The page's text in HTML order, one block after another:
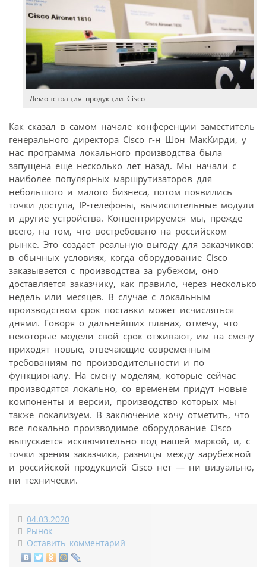
Демонстрация продукции Cisco
Как сказал в самом начале конференции заместитель
генерального директора Cisco г-н Шон МакКирди, у
нас программа локального производства была
запущена еще несколько лет назад. Мы начали с
наиболее популярных маршрутизаторов для
небольшого и малого бизнеса, потом появились
точки доступа, IP-телефоны, вычислительные модули
и другие устройства. Концентрируемся мы, прежде
всего, на том, что востребовано на российском
рынке. Это создает реальную выгоду для заказчиков:
в обычных условиях, когда оборудование Cisco
заказывается c производства за рубежом, оно
доставляется заказчику, как правило, через несколько
недель или месяцев. В случае с локальным
производством срок поставки может исчисляться
днями. Говоря о дальнейших планах, отмечу, что
некоторые модели свой срок отживают, им на смену
приходят новые, отвечающие современным
требованиям по производительности и по
функционалу. На смену моделям, которые сейчас
производятся локально, со временем придут новые
компоненты и версии, производство которых мы
также локализуем. В заключение хочу отметить, что
все локально производимое оборудование Cisco
выпускается исключительно под нашей маркой, и, с
точки зрения заказчика, разницы между зарубежной
и российской продукцией Cisco нет — ни визуально,
ни технически.
04.03.2020
Рынок
Оставить комментарий